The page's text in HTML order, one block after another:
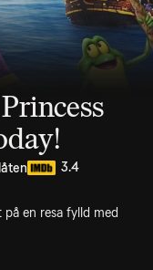
3.4
på en resa fylld med